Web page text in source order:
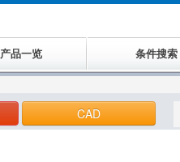
产品一览 条件搜索
CAD